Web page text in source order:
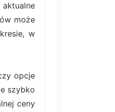
może
w
opcje
szybko
ceny